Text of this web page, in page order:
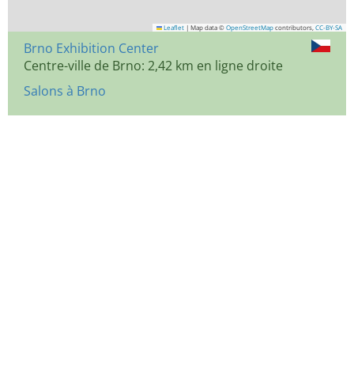
Leaflet | Map data © OpenStreetMap contributors, CC-BY-SA
Brno Exhibition Center
Centre-ville de Brno: 2,42 km en ligne droite
Salons à Brno